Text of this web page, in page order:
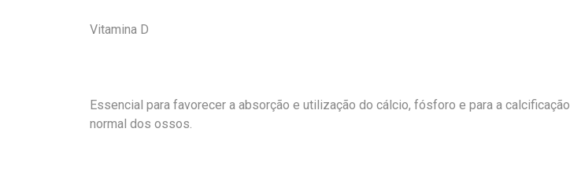
Vitamina D
Essencial para favorecer a absorção e utilização do cálcio, fósforo e para a calcificação
normal dos ossos.